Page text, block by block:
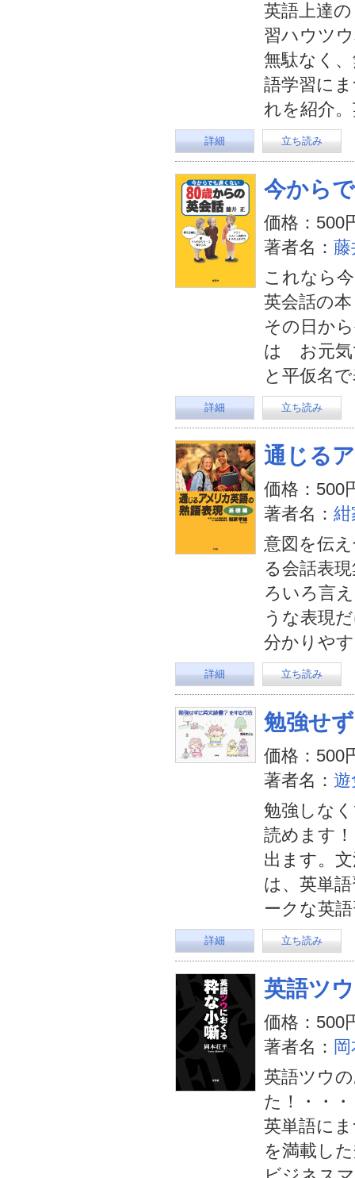
英語上達
習ハウツ
無駄なく
語学習に
れを紹介
詳細 立ち読み
今から
価格：500
著者名： 藤
これなら
英会話の
その日か
は お元気
と平仮名
詳細 立ち読み
通じる
価格：500
著者名： 紺
意図を伝
る会話表
ろいろ言
うな表現
分かりや
詳細 立ち読み
勉強せ
価格：500
著者名：
勉強しな
読めます
出ます。
は、英単
ークな英
詳細 立ち読み
英語ツ
価格：500
著者名：
英語ツウ
た！・・
英単語に
を満載し